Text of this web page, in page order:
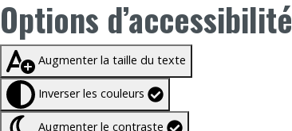
Options d’accessibilité
Taille du texte à100%
Augmenter la taille du texte
Inverser les couleurs
Augmenter le contraste